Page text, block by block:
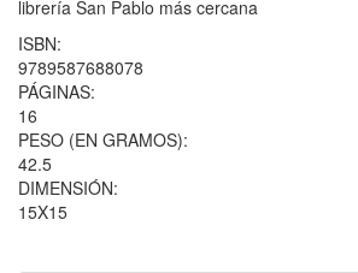
librería San Pablo más cercana
ISBN:
9789587688078
PÁGINAS:
16
PESO (EN GRAMOS):
42.5
DIMENSIÓN:
15X15